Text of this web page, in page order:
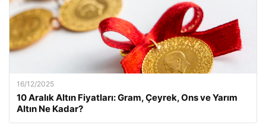
16/12/2025
10 Aralık Altın Fiyatları: Gram, Çeyrek, Ons ve Yarım
Altın Ne Kadar?